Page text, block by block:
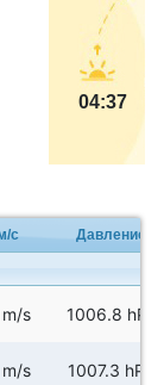
04:37
м/с Давление
s 1006.8 hPa
s 1007.3 hPa